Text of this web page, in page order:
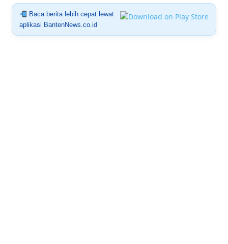
Baca berita lebih cepat lewat
aplikasi BantenNews.co.id